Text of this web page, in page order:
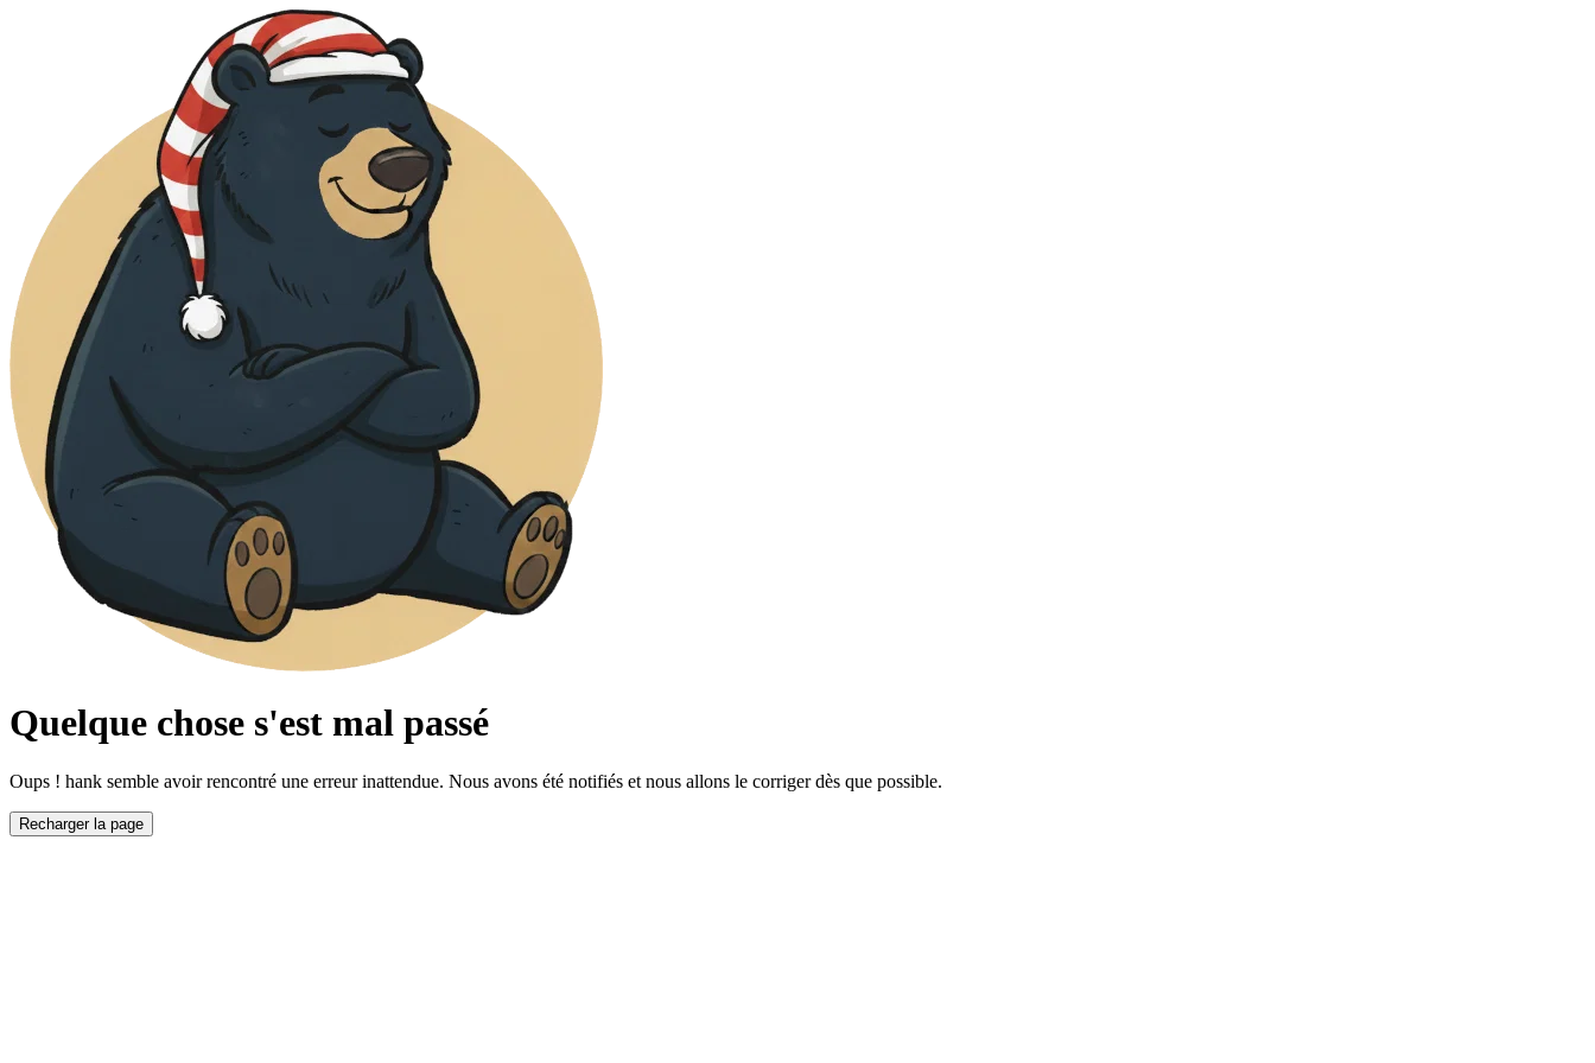
Quelque chose s'est mal passé
Oups ! hank semble avoir rencontré une erreur inattendue. Nous avons été notifiés et nous allons le corriger dès que possible.
Recharger la page